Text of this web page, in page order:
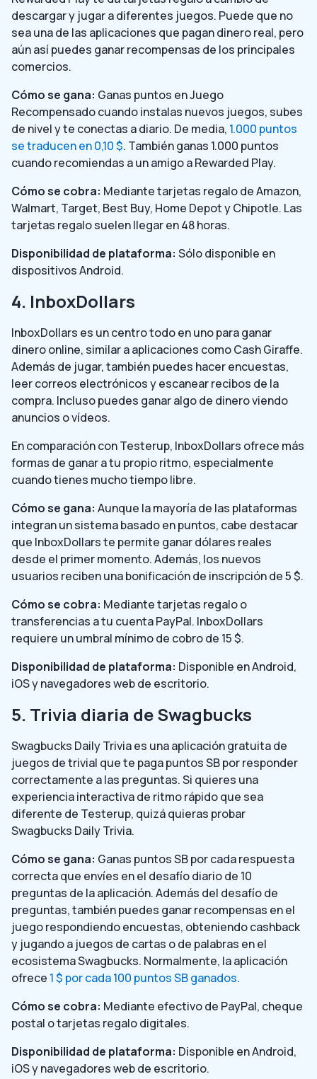
descargar y jugar a diferentes juegos. Puede que no
sea una de las aplicaciones que pagan dinero real, pero
aún así puedes ganar recompensas de los principales
comercios.
Cómo se gana: Ganas puntos en Juego
Recompensado cuando instalas nuevos juegos, subes
de nivel y te conectas a diario. De media, 1.000 puntos
se traducen en 0,10 $. También ganas 1.000 puntos
cuando recomiendas a un amigo a Rewarded Play.
Cómo se cobra: Mediante tarjetas regalo de Amazon,
Walmart, Target, Best Buy, Home Depot y Chipotle. Las
tarjetas regalo suelen llegar en 48 horas.
Disponibilidad de plataforma: Sólo disponible en
dispositivos Android.
4. InboxDollars
InboxDollars es un centro todo en uno para ganar
dinero online, similar a aplicaciones como Cash Giraffe.
Además de jugar, también puedes hacer encuestas,
leer correos electrónicos y escanear recibos de la
compra. Incluso puedes ganar algo de dinero viendo
anuncios o vídeos.
En comparación con Testerup, InboxDollars ofrece más
formas de ganar a tu propio ritmo, especialmente
cuando tienes mucho tiempo libre.
Cómo se gana: Aunque la mayoría de las plataformas
integran un sistema basado en puntos, cabe destacar
que InboxDollars te permite ganar dólares reales
desde el primer momento. Además, los nuevos
usuarios reciben una bonificación de inscripción de 5 $.
Cómo se cobra: Mediante tarjetas regalo o
transferencias a tu cuenta PayPal. InboxDollars
requiere un umbral mínimo de cobro de 15 $.
Disponibilidad de plataforma: Disponible en Android,
iOS y navegadores web de escritorio.
5. Trivia diaria de Swagbucks
Swagbucks Daily Trivia es una aplicación gratuita de
juegos de trivial que te paga puntos SB por responder
correctamente a las preguntas. Si quieres una
experiencia interactiva de ritmo rápido que sea
diferente de Testerup, quizá quieras probar
Swagbucks Daily Trivia.
Cómo se gana: Ganas puntos SB por cada respuesta
correcta que envíes en el desafío diario de 10
preguntas de la aplicación. Además del desafío de
preguntas, también puedes ganar recompensas en el
juego respondiendo encuestas, obteniendo cashback
y jugando a juegos de cartas o de palabras en el
ecosistema Swagbucks. Normalmente, la aplicación
ofrece 1 $ por cada 100 puntos SB ganados.
Cómo se cobra: Mediante efectivo de PayPal, cheque
postal o tarjetas regalo digitales.
Disponibilidad de plataforma: Disponible en Android,
iOS y navegadores web de escritorio.